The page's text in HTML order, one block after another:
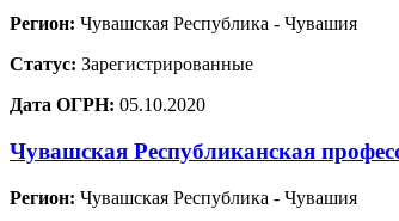
Регион: Чувашская Республика - Чувашия
Статус: Зарегистрированные
Дата ОГРН: 05.10.2020
Чувашская Республиканская
Регион: Чувашская Республика - Чувашия